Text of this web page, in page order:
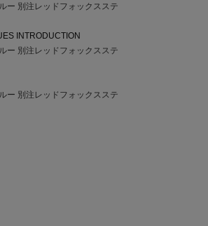
ー 別注レッドフォックスステ
INTRODUCTION
ー 別注レッドフォックスステ
ー 別注レッドフォックスステ